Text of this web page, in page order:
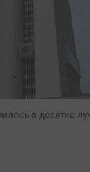
в десятке